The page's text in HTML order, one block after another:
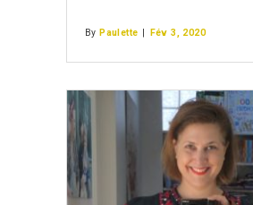
By Paulette | Fév 3, 2020